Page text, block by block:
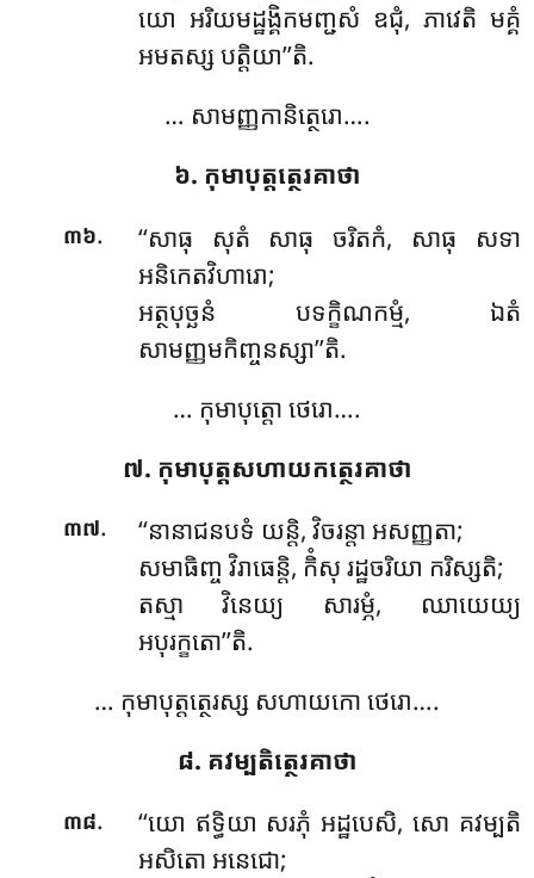
យោ អរិយមដ្ឋង្គិកមញ្ជសំ ឧជុំ, ភាវេតិ មគ្គំ
អមតស្ស បត្តិយា’’តិ.
… សាមញ្ញកានិត្ថេរោ….
៦. កុមាបុត្តត្ថេរគាថា
៣៦. ‘‘សាធុ សុតំ សាធុ ចរិតកំ, សាធុ សទា
អនិកេតវិហារោ;
អត្ថបុច្ឆនំ បទក្ខិណកម្មំ, ឯតំ
សាមញ្ញមកិញ្ចនស្សា’’តិ.
… កុមាបុត្តោ ថេរោ….
៧. កុមាបុត្តសហាយកត្ថេរគាថា
៣៧.
‘‘នានាជនបទំ យន្តិ, វិចរន្តា អសញ្ញតា;
សមាធិញ្ច វិរាធេន្តិ, កិំសុ រដ្ឋចរិយា ករិស្សតិ;
តស្មា វិនេយ្យ សារម្ភំ, ឈាយេយ្យ
អបុរក្ខតោ’’តិ.
… កុមាបុត្តត្ថេរស្ស សហាយកោ ថេរោ….
៨. គវម្បតិត្ថេរគាថា
៣៨. ‘‘យោ ឥទ្ធិយា សរភុំ អដ្ឋបេសិ, សោ គវម្បតិ
អសិតោ អនេជោ;